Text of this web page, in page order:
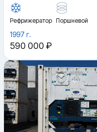
Рефрижератор Поршневой
1997 г.
590 000 ₽